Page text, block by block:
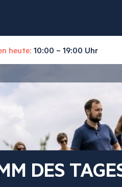
heute: 10:00 – 19:00 Uhr
DES